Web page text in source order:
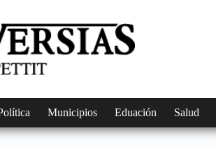
Municipios Eduación Salud